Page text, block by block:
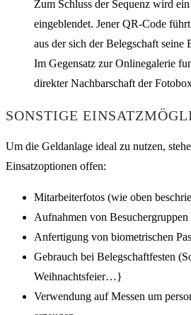
Zum Schluss der Sequenz wird
eingeblendet. Jener QR-Code
aus der sich der Belegschaft seine
Im Gegensatz zur Onlinegalerie
direkter Nachbarschaft der
SONSTIGE
Um die Geldanlage ideal zu nutzen,
Einsatzoptionen offen:
Mitarbeiterfotos (wie oben
Aufnahmen von
Anfertigung von biometrischen
Gebrauch bei Belegschaftfesten
Weihnachtsfeier…}
Verwendung auf Messen um